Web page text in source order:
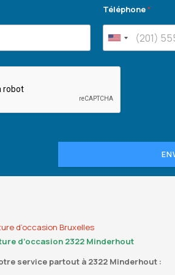
Téléphone*
d’occasion Bruxelles
d’occasion 2322 Minderhout
service partout à 2322 Minderhout :